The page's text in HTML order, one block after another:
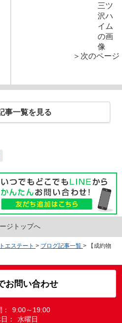
＞次のページ
事一覧を見る
ジトップへ
エステート > ブログ記事一覧 >
【成約物
お問い合わせ
9:00～19:00
：
水曜日